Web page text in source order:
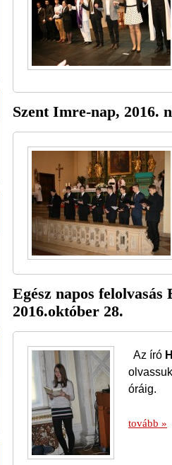
Szent Imre-nap, 2016.
Egész napos
2016.október 28.
Az író
óráig.
tovább »